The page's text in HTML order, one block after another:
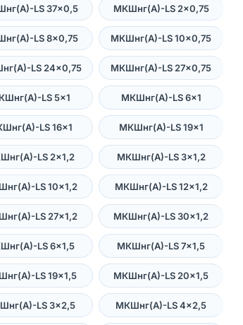
LS 37×0,5 МКШнг(А)-LS 2×0,75
LS 8×0,75 МКШнг(А)-LS 10×0,75
LS 24×0,75 МКШнг(А)-LS 27×0,75
LS 5×1 МКШнг(А)-LS 6×1
LS 16×1 МКШнг(А)-LS 19×1
LS 2×1,2 МКШнг(А)-LS 3×1,2
LS 10×1,2 МКШнг(А)-LS 12×1,2
LS 27×1,2 МКШнг(А)-LS 30×1,2
LS 6×1,5 МКШнг(А)-LS 7×1,5
LS 19×1,5 МКШнг(А)-LS 20×1,5
LS 3×2,5 МКШнг(А)-LS 4×2,5